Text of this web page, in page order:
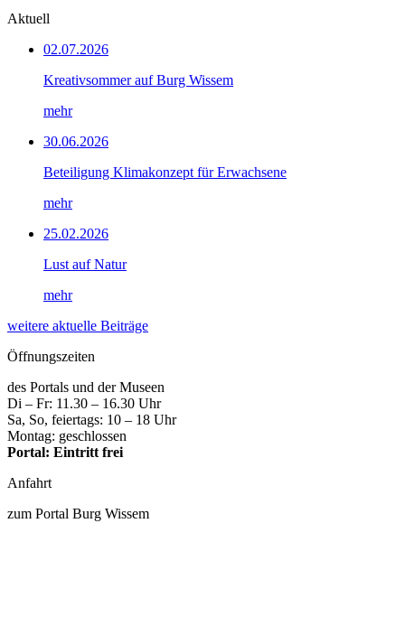
Aktuell
02.07.2026
Kreativsommer auf Burg Wissem
mehr
30.06.2026
Beteiligung Klimakonzept für Erwachsene
mehr
25.02.2026
Lust auf Natur
mehr
weitere aktuelle Beiträge
Öffnungszeiten
des Portals und der Museen
Di – Fr: 11.30 – 16.30 Uhr
Sa, So, feiertags: 10 – 18 Uhr
Montag: geschlossen
Portal: Eintritt frei
Anfahrt
zum Portal Burg Wissem